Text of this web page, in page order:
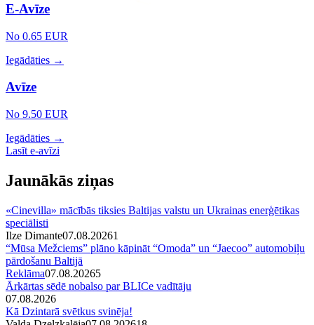
E-Avīze
No 0.65 EUR
Iegādāties →
Avīze
No 9.50 EUR
Iegādāties →
Lasīt e-avīzi
Jaunākās ziņas
«Cinevilla» mācībās tiksies Baltijas valstu un Ukrainas enerģētikas
speciālisti
Ilze Dimante07.08.20261
“Mūsa Mežciems” plāno kāpināt “Omoda” un “Jaecoo” automobiļu
pārdošanu Baltijā
Reklāma07.08.20265
Ārkārtas sēdē nobalso par BLICe vadītāju
07.08.2026
Kā Dzintarā svētkus svinēja!